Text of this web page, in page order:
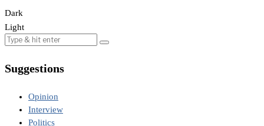
Dark
Light
Suggestions
Opinion
Interview
Politics